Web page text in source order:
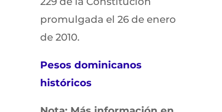
promulgada el 26 de enero
de 2010.
Pesos dominicanos
históricos